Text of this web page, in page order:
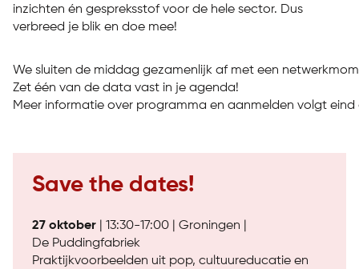
inzichten én gespreksstof voor de hele sector. Dus
verbreed je blik en doe mee!
We sluiten de middag gezamenlijk af met een
Zet één van de data vast in je agenda!
Meer informatie over programma en aanmelden volgt
Save the dates!
27 oktober | 13:30-17:00 | Groningen |
De Puddingfabriek
Praktijkvoorbeelden uit pop, cultuureducatie en